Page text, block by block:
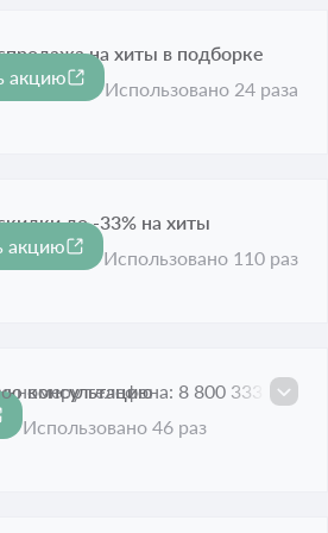
на хиты в подборке
истёк
акцию
Использовано 24 раза
до -33% на хиты
истёк
акцию
Использовано 110 раз
консультацию
номеру телефона: 8 800 333 88
Использовано 46 раз